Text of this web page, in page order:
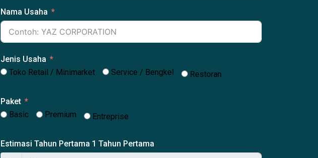
Nama Usaha
Jenis Usaha
Toko Retail / Minimarket
Service / Bengkel Restoran
Paket
Basic
Premium Entreprise
Estimasi Tahun Pertama 1 Tahun Pertama